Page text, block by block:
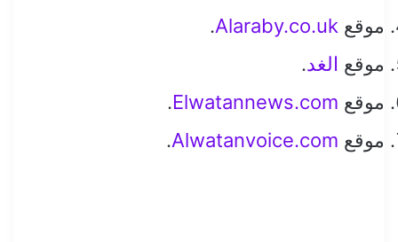
موقع Alaraby.co.uk
.
موقع الغد.
موقع Elwatannews.com
.
موقع Alwatanvoice.com
.